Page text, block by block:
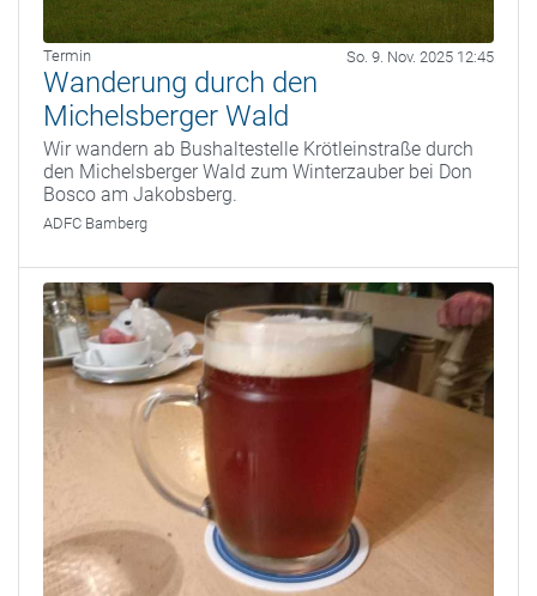
Termin So. 9. Nov. 2025 12:45
Wanderung durch den
Michelsberger Wald
Wir wandern ab Bushaltestelle Krötleinstraße durch
den Michelsberger Wald zum Winterzauber bei Don
Bosco am Jakobsberg.
ADFC Bamberg